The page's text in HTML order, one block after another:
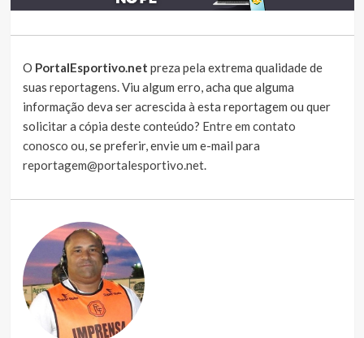
O PortalEsportivo.net preza pela extrema qualidade de
suas reportagens. Viu algum erro, acha que alguma
informação deva ser acrescida à esta reportagem ou quer
solicitar a cópia deste conteúdo? Entre em contato
conosco ou, se preferir, envie um e-mail para
reportagem@portalesportivo.net.